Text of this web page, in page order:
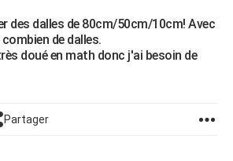
des dalles de 80cm/50cm/10cm! Avec
de dalles.
doué en math donc j'ai besoin de
Partager